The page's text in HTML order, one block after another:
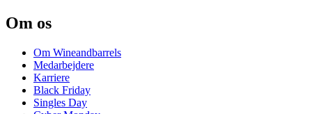
Om os
Om Wineandbarrels
Medarbejdere
Karriere
Black Friday
Singles Day